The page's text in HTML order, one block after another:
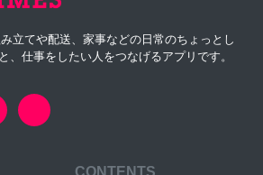
立てや配送、家事などの日常のちょっとし
、仕事をしたい人をつなげるアプリです。